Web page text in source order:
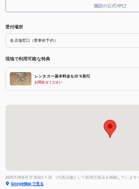
施設の公式HP
受付場所
各店舗窓口（要事前予約）
現地で利用可能な特典
レンタカー基本料金を20％割引
お問合せください
福岡市博多区空港前3-1-22 （代表店舗として福岡空港店を掲載しています）
GoogleMapで見る